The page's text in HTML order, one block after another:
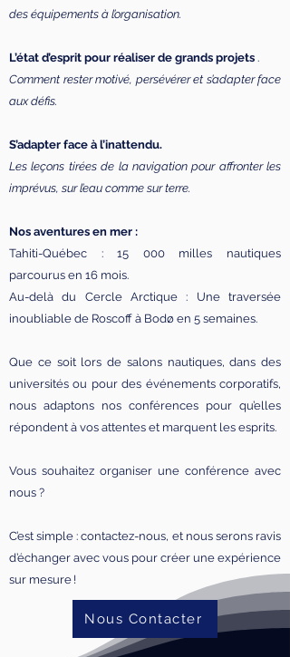
des équipements à l’organisation.
L’état d’esprit pour réaliser de grands projets .
Comment rester motivé, persévérer et s’adapter face
aux défis.
S’adapter face à l’inattendu.
Les leçons tirées de la navigation pour affronter les
imprévus, sur l’eau comme sur terre.
Nos aventures en mer :
Tahiti-Québec : 15 000 milles nautiques
parcourus en 16 mois.
Au-delà du Cercle Arctique : Une traversée
inoubliable de Roscoff à Bodø en 5 semaines.
Que ce soit lors de salons nautiques, dans des
universités ou pour des événements corporatifs,
nous adaptons nos conférences pour qu’elles
répondent à vos attentes et marquent les esprits.
Vous souhaitez organiser une conférence avec
nous ?
C’est simple : contactez-nous, et nous serons ravis
d’échanger avec vous pour créer une expérience
sur mesure !
Nous Contacter